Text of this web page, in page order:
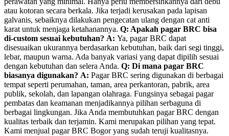
atau kotoran secara berkala. Jika terjadi kerusakan pada lapisan
galvanis, sebaiknya dilakukan pengecatan ulang dengan cat anti
karat untuk menjaga ketahanannya. Q: Apakah pagar BRC bisa
di-custom sesuai kebutuhan? A: Ya, pagar BRC dapat
disesuaikan ukurannya berdasarkan kebutuhan, baik dari segi tinggi,
lebar, maupun warna. Ada banyak variasi yang dapat dipilih sesuai
dengan kebutuhan dan selera Anda. Q: Di mana pagar BRC
biasanya digunakan? A: Pagar BRC sering digunakan di berbagai
tempat seperti perumahan, taman, area perkantoran, pabrik, area
publik, sekolah, dan lapangan olahraga. Fungsinya sebagai pagar
pembatas dan keamanan menjadikannya pilihan serbaguna di
berbagai lingkungan. Jika Anda membutuhkan pagar BRC dengan
kualitas terbaik dan terjamin. Kami merupakan pilihan yang tepat.
Kami menjual pagar BRC Bogor yang sudah teruji kualitasnya.